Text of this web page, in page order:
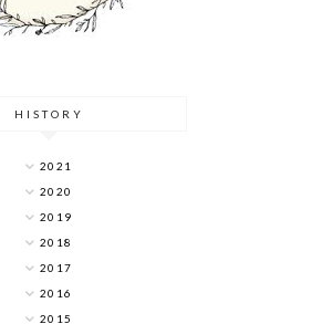
HISTORY
2021
2020
2019
2018
2017
2016
2015